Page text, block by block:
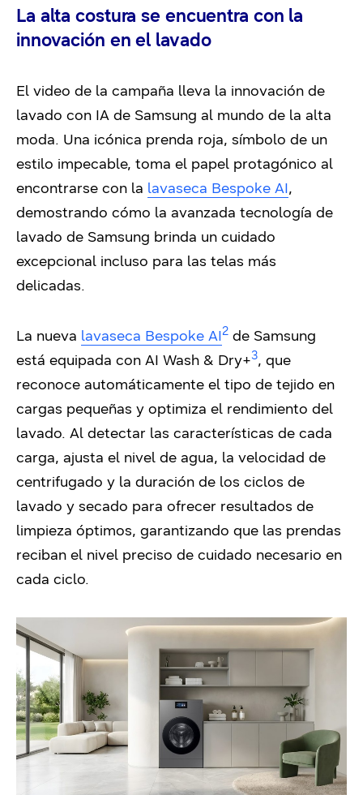
La alta costura se encuentra con la
innovación en el lavado
El video de la campaña lleva la innovación de
lavado con IA de Samsung al mundo de la alta
moda. Una icónica prenda roja, símbolo de un
estilo impecable, toma el papel protagónico al
encontrarse con la lavaseca Bespoke AI,
demostrando cómo la avanzada tecnología de
lavado de Samsung brinda un cuidado
excepcional incluso para las telas más
delicadas.
La nueva lavaseca Bespoke AI2 de Samsung
está equipada con AI Wash & Dry+3, que
reconoce automáticamente el tipo de tejido en
cargas pequeñas y optimiza el rendimiento del
lavado. Al detectar las características de cada
carga, ajusta el nivel de agua, la velocidad de
centrifugado y la duración de los ciclos de
lavado y secado para ofrecer resultados de
limpieza óptimos, garantizando que las prendas
reciban el nivel preciso de cuidado necesario en
cada ciclo.